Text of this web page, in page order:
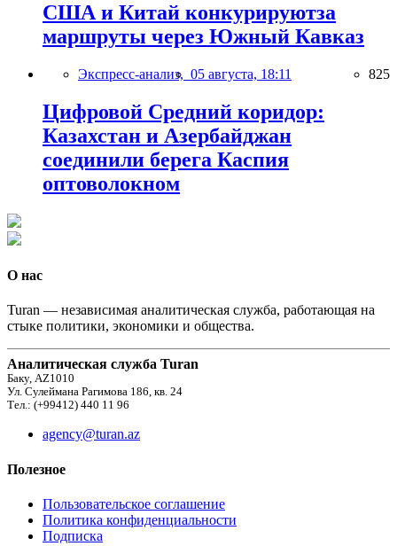
США и Китай конкурируютза
маршруты через Южный Кавказ
Экспресс-анализ, 05 августа, 18:11 825
Цифровой Средний коридор:
Казахстан и Азербайджан
соединили берега Каспия
оптоволокном
О нас
Turan — независимая аналитическая служба, работающая на
стыке политики, экономики и общества.
Аналитическая служба Turan
Баку, AZ1010
Ул. Сулеймана Рагимова 186, кв. 24
Тел.: (+99412) 440 11 96
agency@turan.az
Полезное
Пользовательское соглашение
Политика конфиденциальности
Подписка